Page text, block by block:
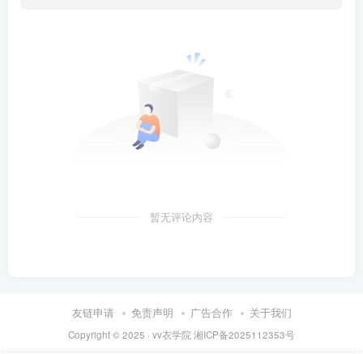
暂无评论内容
友链申请 免责声明 广告合作 关于我们
Copyright © 2025 · vv衣学院湘ICP备2025112353号